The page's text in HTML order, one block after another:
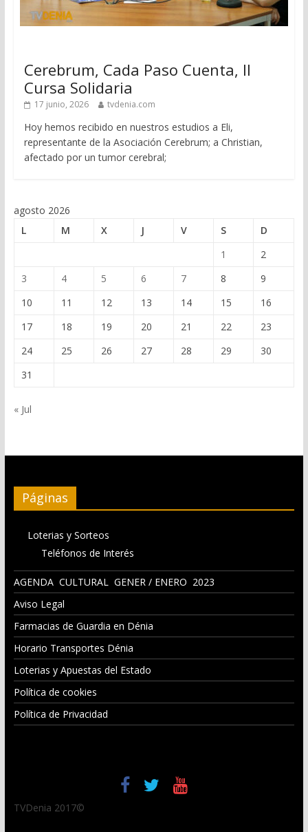
Cerebrum, Cada Paso Cuenta, II
Cursa Solidaria
17 junio, 2026 tvdenia.com
Hoy hemos recibido en nuestros estudios a Eli,
representante de la Asociación Cerebrum; a Christian,
afectado por un tumor cerebral;
agosto 2026
L
M X J V S
D
1
2
3
4 5 6 7 8
9
10
11 12 13 14 15
16
17
18 19 20 21 22
23
24
25 26 27 28 29
30
31
« Jul
Páginas
Loterias y Sorteos
Teléfonos de Interés
AGENDA CULTURAL GENER / ENERO 2023
Aviso Legal
Farmacias de Guardia en Dénia
Horario Transportes Dénia
Loterias y Apuestas del Estado
Política de cookies
Política de Privacidad
TVDenia 2017©